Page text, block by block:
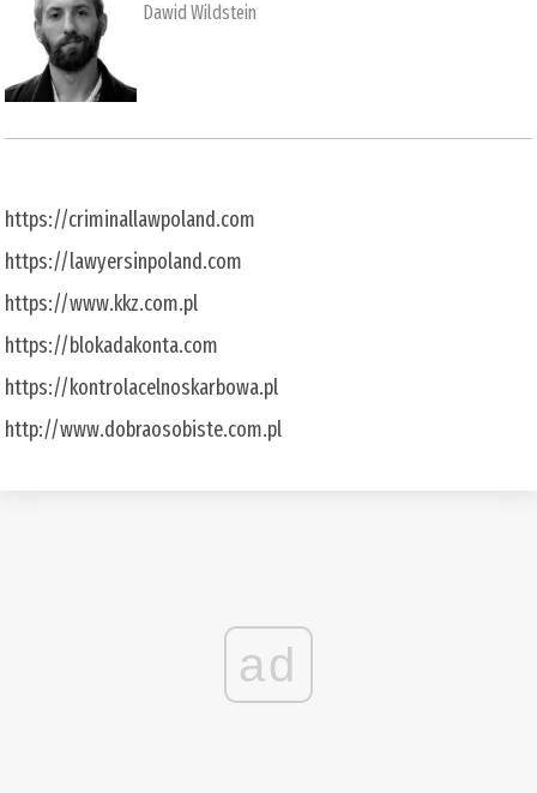
Dawid Wildstein
https://criminallawpoland.com
https://lawyersinpoland.com
https://www.kkz.com.pl
https://blokadakonta.com
https://kontrolacelnoskarbowa.pl
http://www.dobraosobiste.com.pl
ad